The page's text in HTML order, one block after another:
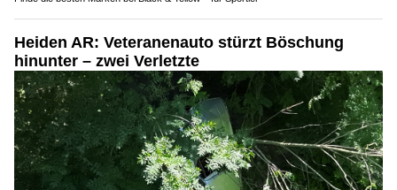
Heiden AR: Veteranenauto stürzt Böschung
hinunter – zwei Verletzte